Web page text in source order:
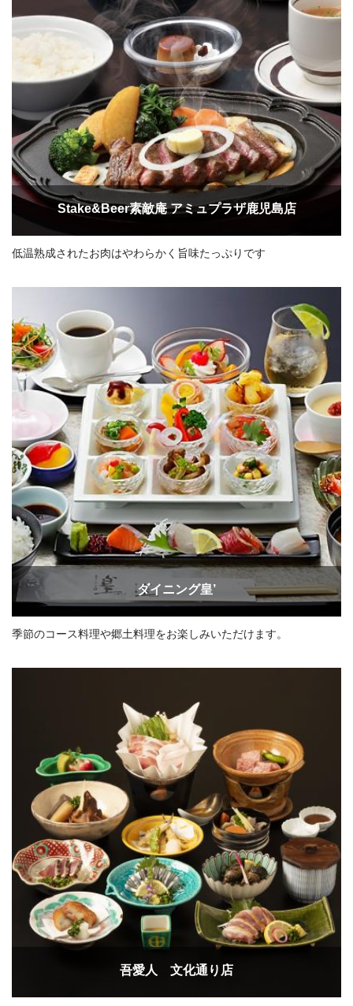
Stake&Beer素敵庵 アミュプラザ鹿児島店
低温熟成されたお肉はやわらかく旨味たっぷりです
ダイニング皇’
季節のコース料理や郷土料理をお楽しみいただけます。
吾愛人 文化通り店